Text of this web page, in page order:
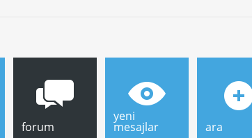
forum
yeni
mesajlar ara